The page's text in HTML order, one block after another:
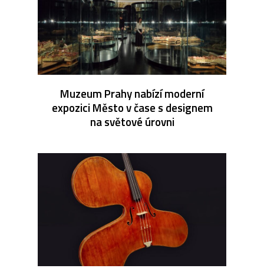
Muzeum Prahy nabízí moderní
expozici Město v čase s designem
na světové úrovni